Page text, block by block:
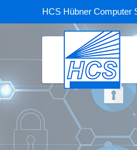
HCS Hübner Computer